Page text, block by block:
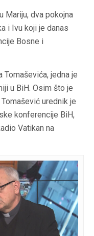
Mariju, dva pokojna
i Ivu koji je danas
Bosne i
jedna je
u BiH. Osim što je
urednik je
konferencije BiH,
Vatikan na